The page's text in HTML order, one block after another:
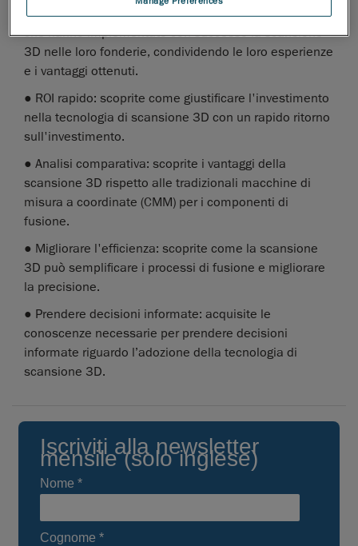
● Storie di successo: ascoltate direttamente gli utenti
che hanno implementato con successo la scansione
3D nelle loro fonderie, condividendo le loro esperienze
e i vantaggi ottenuti.
● ROI rapido: scoprite come giustificare l'investimento
nella tecnologia di scansione 3D con un rapido ritorno
sull'investimento.
● Analisi comparativa: scoprite i vantaggi della
scansione 3D rispetto alle tradizionali macchine di
misura a coordinate (CMM) per i componenti di
fusione.
● Migliorare l'efficienza: scoprite come la scansione
3D può semplificare i processi di fusione e migliorare
la precisione.
● Prendere decisioni informate: acquisite le
conoscenze necessarie per prendere decisioni
informate riguardo l’adozione della tecnologia di
scansione 3D.